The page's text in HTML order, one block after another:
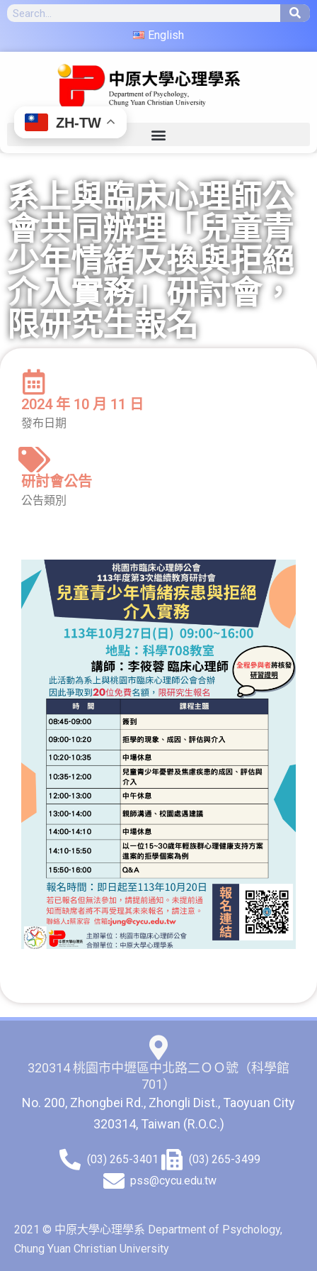
English
系上與臨床心理師公
會共同辦理「兒童青
少年情緒及換與拒絕
介入實務」研討會，
限研究生報名
2024 年 10 月 11 日
發布日期
研討會公告
公告類別
320314 桃園市中壢區中北路二ＯＯ號（科學館
701）
No. 200, Zhongbei Rd., Zhongli Dist., Taoyuan City
320314, Taiwan (R.O.C.)
(03) 265-3401
(03) 265-3499
pss@cycu.edu.tw
2021 © 中原大學心理學系 Department of Psychology,
Chung Yuan Christian University
ZH-TW